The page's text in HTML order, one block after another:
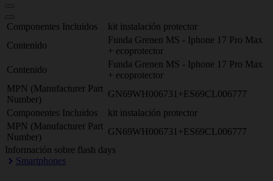
Componentes Incluidos
kit instalación protector
Contenido
Funda Grenen MS - Iphone 17 Pro Max
+ ecoprotector
Contenido
Funda Grenen MS - Iphone 17 Pro Max
+ ecoprotector
MPN (Manufacturer Part
Number)
GN69WH006731+ES69CL006777
Componentes Incluidos
kit instalación protector
MPN (Manufacturer Part
Number)
GN69WH006731+ES69CL006777
Información sobre flash days
Smartphones